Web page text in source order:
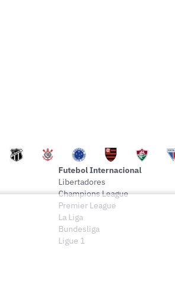
Futebol Internacional
Libertadores
Champions League
Premier League
La Liga
Bundesliga
Ligue 1